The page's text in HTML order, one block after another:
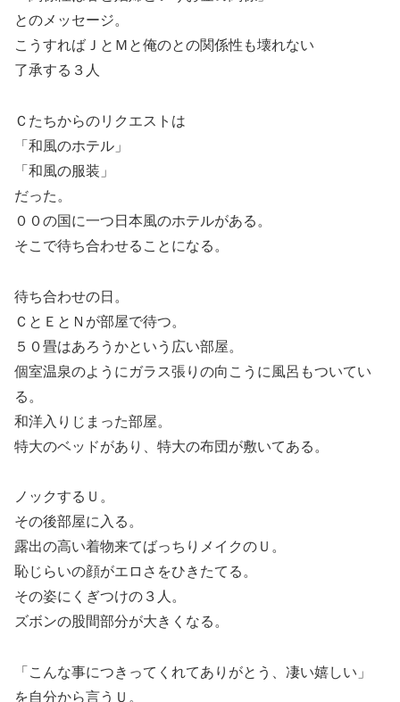
とのメッセージ。
こうすればＪとＭと俺のとの関係性も壊れない
了承する３人
Ｃたちからのリクエストは
「和風のホテル」
「和風の服装」
だった。
００の国に一つ日本風のホテルがある。
そこで待ち合わせることになる。
待ち合わせの日。
ＣとＥとＮが部屋で待つ。
５０畳はあろうかという広い部屋。
個室温泉のようにガラス張りの向こうに風呂もついてい
る。
和洋入りじまった部屋。
特大のベッドがあり、特大の布団が敷いてある。
ノックするＵ。
その後部屋に入る。
露出の高い着物来てばっちりメイクのＵ。
恥じらいの顔がエロさをひきたてる。
その姿にくぎつけの３人。
ズボンの股間部分が大きくなる。
「こんな事につきってくれてありがとう、凄い嬉しい」
を自分から言うＵ。